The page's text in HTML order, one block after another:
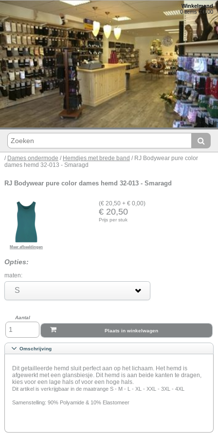
Winkelmand
0 items € 0,00
/ Dames ondermode / Hemdjes met brede band / RJ Bodywear pure color
dames hemd 32-013 - Smaragd
RJ Bodywear pure color dames hemd 32-013 - Smaragd
Meer afbeeldingen
(€ 20,50 + € 0,00)
€ 20,50
Prijs per stuk
Opties:
maten:
S
Aantal
Plaats in winkelwagen
Omschrijving
Dit getailleerde hemd sluit perfect aan op het lichaam. Het hemd is
afgewerkt met een glansbiesje. Dit hemd is aan beide kanten te dragen,
kies voor een lage hals of voor een hoge hals.
Dit artikel is verkrijgbaar in de maatrange S - M - L - XL - XXL - 3XL - 4XL
Samenstelling: 90% Polyamide & 10% Elastomeer